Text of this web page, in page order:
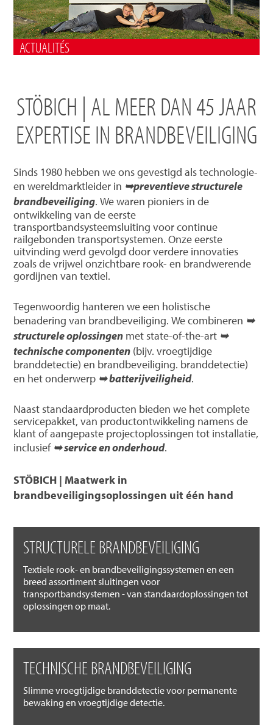
ACTUALITÉS
STÖBICH | AL MEER DAN 45 JAAR
EXPERTISE IN BRANDBEVEILIGING
Sinds 1980 hebben we ons gevestigd als technologie-
en wereldmarktleider in ➥preventieve structurele
brandbeveiliging. We waren pioniers in de
ontwikkeling van de eerste
transportbandsysteemsluiting voor continue
railgebonden transportsystemen. Onze eerste
uitvinding werd gevolgd door verdere innovaties
zoals de vrijwel onzichtbare rook- en brandwerende
gordijnen van textiel.
Tegenwoordig hanteren we een holistische
benadering van brandbeveiliging. We combineren ➥
structurele oplossingen met state-of-the-art ➥
technische componenten (bijv. vroegtijdige
branddetectie) en brandbeveiliging. branddetectie)
en het onderwerp ➥ batterijveiligheid.
Naast standaardproducten bieden we het complete
servicepakket, van productontwikkeling namens de
klant of aangepaste projectoplossingen tot installatie,
inclusief ➥ service en onderhoud.
STÖBICH | Maatwerk in
brandbeveiligingsoplossingen uit één hand
STRUCTURELE BRANDBEVEILIGING
Textiele rook- en brandbeveiligingssystemen en een
breed assortiment sluitingen voor
transportbandsystemen - van standaardoplossingen tot
oplossingen op maat.
TECHNISCHE BRANDBEVEILIGING
Slimme vroegtijdige branddetectie voor permanente
bewaking en vroegtijdige detectie.